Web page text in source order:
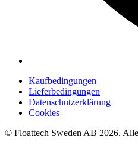
Kaufbedingungen
Lieferbedingungen
Datenschutzerklärung
Cookies
© Floattech Sweden AB 2026.